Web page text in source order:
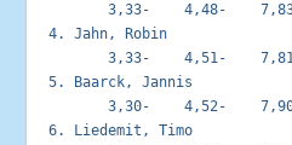
3,33-    4,48-
4. Jahn, Robin
3,33-    4,51-
5. Baarck, Jannis
3,30-    4,52-
6. Liedemit, Timo